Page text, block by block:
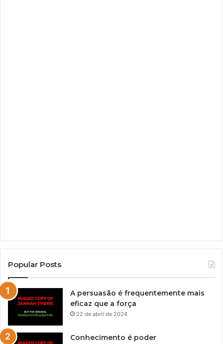
Popular Posts
A persuasão é frequentemente mais
eficaz que a força
22 de abril de 2024
Conhecimento é poder